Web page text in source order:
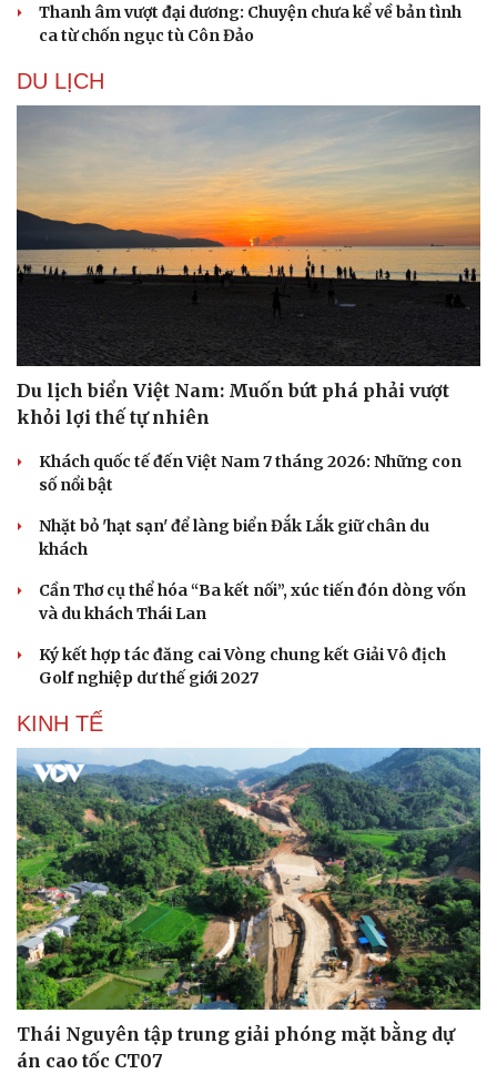
Văn hóa
Văn học
Âm nhạc
Di sản
Thời trang
Thanh âm vượt đại dương: Chuyện chưa kể về bản tình
ca từ chốn ngục tù Côn Đảo
DU LỊCH
Du lịch biển Việt Nam: Muốn bứt phá phải vượt
khỏi lợi thế tự nhiên
Khách quốc tế đến Việt Nam 7 tháng 2026: Những con
số nổi bật
Nhặt bỏ 'hạt sạn' để làng biển Đắk Lắk giữ chân du
khách
Cần Thơ cụ thể hóa “Ba kết nối”, xúc tiến đón dòng vốn
và du khách Thái Lan
Ký kết hợp tác đăng cai Vòng chung kết Giải Vô địch
Golf nghiệp dư thế giới 2027
KINH TẾ
Thái Nguyên tập trung giải phóng mặt bằng dự
án cao tốc CT07